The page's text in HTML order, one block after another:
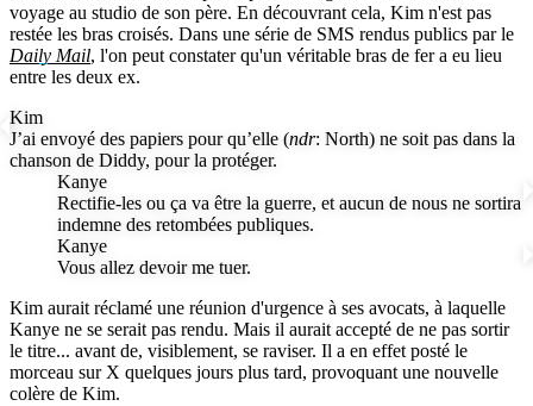
voyage au studio de son père. En découvrant cela, Kim n'est pas
restée les bras croisés. Dans une série de SMS rendus publics par le
Daily Mail, l'on peut constater qu'un véritable bras de fer a eu lieu
entre les deux ex.
Kim
J’ai envoyé des papiers pour qu’elle (ndr: North) ne soit pas dans la
chanson de Diddy, pour la protéger.
Kanye
Rectifie-les ou ça va être la guerre, et aucun de nous ne sortira
indemne des retombées publiques.
Kanye
Vous allez devoir me tuer.
Kim aurait réclamé une réunion d'urgence à ses avocats, à laquelle
Kanye ne se serait pas rendu. Mais il aurait accepté de ne pas sortir
le titre... avant de, visiblement, se raviser. Il a en effet posté le
morceau sur X quelques jours plus tard, provoquant une nouvelle
colère de Kim.